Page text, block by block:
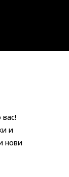
вас!
и
нови